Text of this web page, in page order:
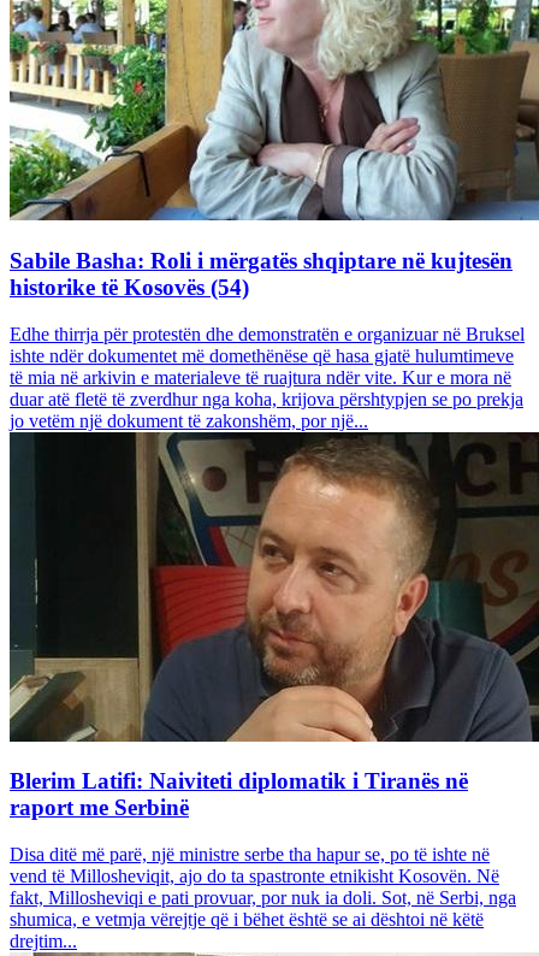
Sabile Basha: Roli i mërgatës shqiptare në kujtesën
historike të Kosovës (54)
Edhe thirrja për protestën dhe demonstratën e organizuar në Bruksel
ishte ndër dokumentet më domethënëse që hasa gjatë hulumtimeve
të mia në arkivin e materialeve të ruajtura ndër vite. Kur e mora në
duar atë fletë të zverdhur nga koha, krijova përshtypjen se po prekja
jo vetëm një dokument të zakonshëm, por një...
Blerim Latifi: Naiviteti diplomatik i Tiranës në
raport me Serbinë
Disa ditë më parë, një ministre serbe tha hapur se, po të ishte në
vend të Millosheviqit, ajo do ta spastronte etnikisht Kosovën. Në
fakt, Millosheviqi e pati provuar, por nuk ia doli. Sot, në Serbi, nga
shumica, e vetmja vërejtje që i bëhet është se ai dështoi në këtë
drejtim...